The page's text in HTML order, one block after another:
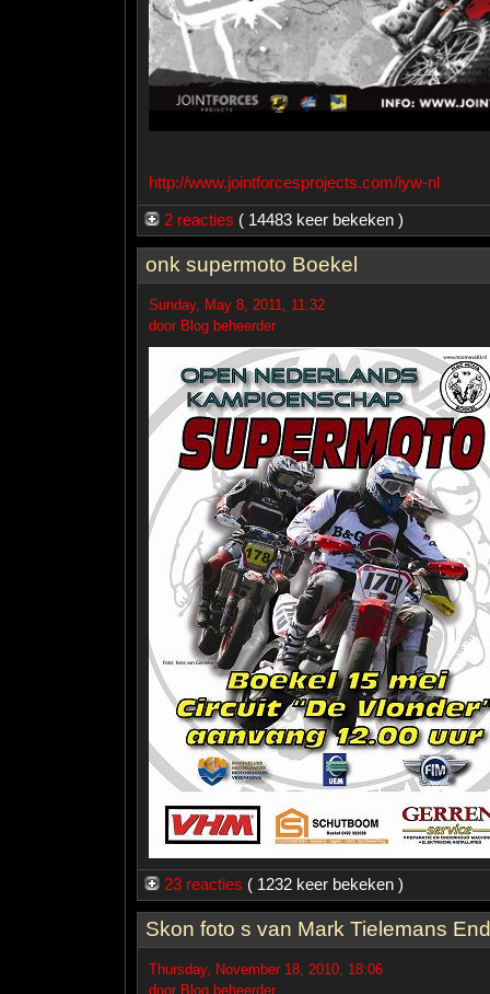
http://www.jointforcesprojects.com/iyw-nl
2 reacties ( 14483 keer bekeken )
onk supermoto Boekel
Sunday, May 8, 2011, 11:32
door Blog beheerder
23 reacties ( 1232 keer bekeken )
Skon foto s van Mark Tielemans
Thursday, November 18, 2010, 18:06
door Blog beheerder